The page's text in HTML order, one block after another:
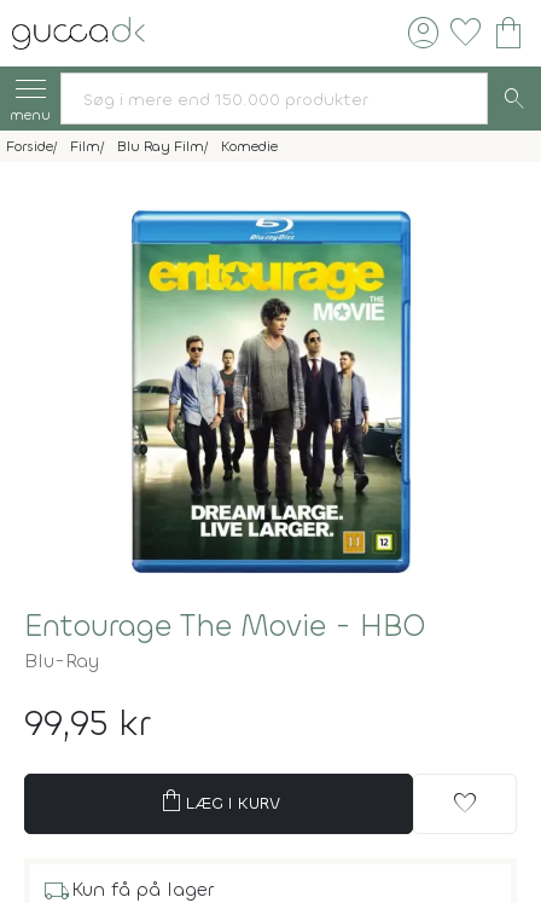
account_circle favorite shopping_bag
menu search
Forside Film Blu Ray Film Komedie
Entourage The Movie - HBO
Blu-Ray
99,95 kr
shopping_bag LÆG I KURV favorite
local_shippingKun få på lager